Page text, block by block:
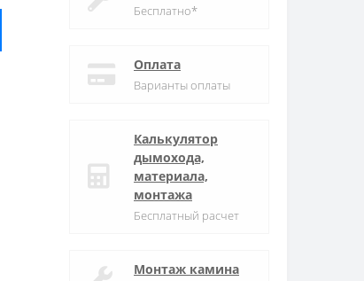
Бесплатно*
Оплата
Варианты оплаты
Калькулятор
дымохода,
материала,
монтажа
Бесплатный расчет
Монтаж камина